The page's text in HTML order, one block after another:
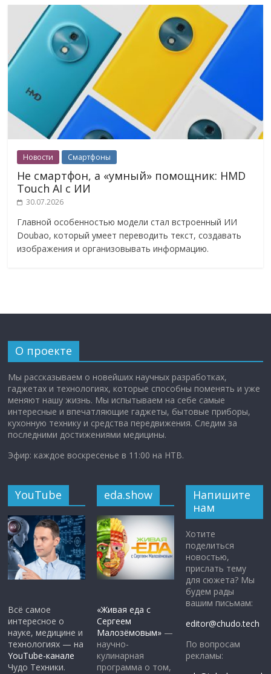
Новости Смартфоны
Не смартфон, а «умный» помощник: HMD
Touch AI с ИИ
30.07.2026
Главной особенностью модели стал встроенный ИИ
Doubao, который умеет переводить текст, создавать
изображения и организовывать информацию.
О проекте
Мы рассказываем о новейших научных разработках,
гаджетах и технологиях, которые способны поменять и уже
меняют нашу жизнь. Мы испытываем на себе самые
интересные и впечатляющие гаджеты, бытовые приборы,
кухонную технику и средства передвижения. Следим за
последними достижениями медицины.
Эфир: каждое воскресенье в 11:00 на НТВ.
YouTube
Всё самое
интересное о
науке, медицине и
технологиях — на
YouTube-канале
Чудо Техники.
eda.show
«Живая еда с
Сергеем
Малозёмовым» —
научно-
кулинарная
программа о том,
Напишите
нам
Хотите
поделиться
новостью,
прислать тему
для сюжета? Мы
будем рады
вашим письмам:
editor@chudo.tech
По вопросам
рекламы: